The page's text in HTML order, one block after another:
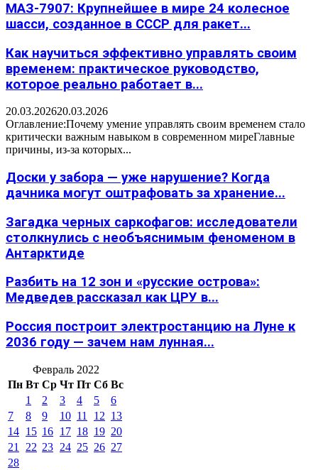
МАЗ-7907: Крупнейшее в мире 24 колесное
шасси, созданное в СССР для ракет...
Как научиться эффективно управлять своим
временем: практическое руководство,
которое реально работает в...
20.03.202620.03.2026
Оглавление:Почему умение управлять своим временем стало
критически важным навыком в современном миреГлавные
причины, из-за которых...
Доски у забора — уже нарушение? Когда
дачника могут оштрафовать за хранение...
Загадка черных саркофагов: исследователи
столкнулись с необъяснимым феноменом в
Антарктиде
Разбить на 12 зон и «русские острова»:
Медведев рассказал как ЦРУ в...
Россия построит электростанцию на Луне к
2036 году — зачем нам лунная...
Февраль 2022
Пн Вт Ср Чт Пт Сб Вс
1
2 3 4 5
6
7
8 9 10 11 12 13
14 15 16 17 18 19 20
21
22 23 24 25 26 27
28